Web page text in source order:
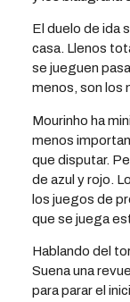
El duelo de ida
casa. Llenos
se jueguen
menos, son los
Mourinho ha
menos
que disputar.
de azul y rojo.
los juegos de
que se juega
Hablando del
Suena una
para parar el